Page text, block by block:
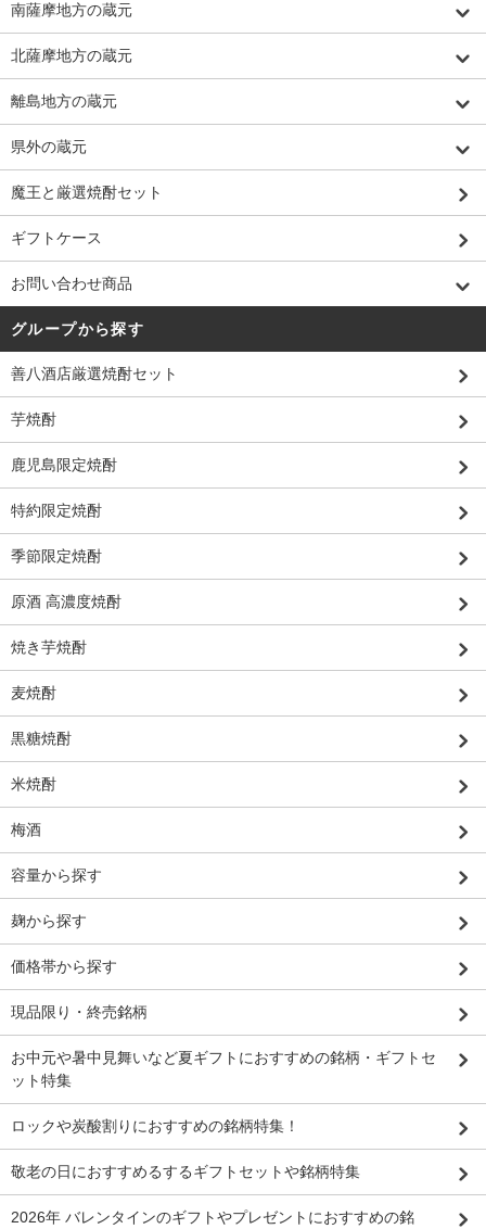
南薩摩地方の蔵元
北薩摩地方の蔵元
離島地方の蔵元
県外の蔵元
魔王と厳選焼酎セット
ギフトケース
お問い合わせ商品
グループから探す
善八酒店厳選焼酎セット
芋焼酎
鹿児島限定焼酎
特約限定焼酎
季節限定焼酎
原酒 高濃度焼酎
焼き芋焼酎
麦焼酎
黒糖焼酎
米焼酎
梅酒
容量から探す
麹から探す
価格帯から探す
現品限り・終売銘柄
お中元や暑中見舞いなど夏ギフトにおすすめの銘柄・ギフトセ
ット特集
ロックや炭酸割りにおすすめの銘柄特集！
敬老の日におすすめるするギフトセットや銘柄特集
2026年 バレンタインのギフトやプレゼントにおすすめの銘